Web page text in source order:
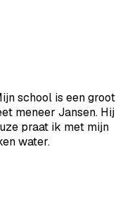
school is eengroot
meneer Jansen. Hij
praat ik met mijn
water.